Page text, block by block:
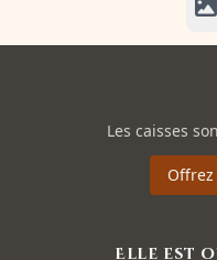
Les caisses
Elle est